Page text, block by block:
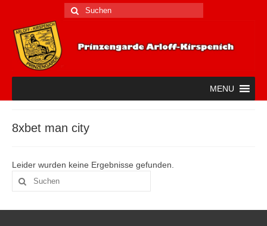
Suche
nach:
MENU
8xbet man city
Leider wurden keine Ergebnisse gefunden.
Suche
nach: